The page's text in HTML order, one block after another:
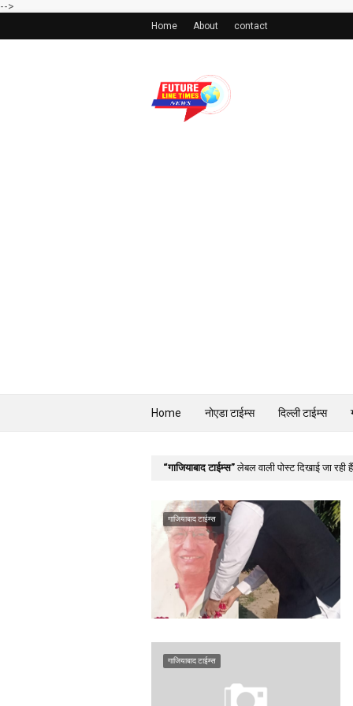
-->
Home About contact
Home नोएडा टाईम्स दिल्ली टाईम्स
गाजियाबाद टाईम्स लेबल वाली पोस्ट दिखाई जा रही हैं
गाजियाबाद टाईम्स
गाजियाबाद टाईम्स